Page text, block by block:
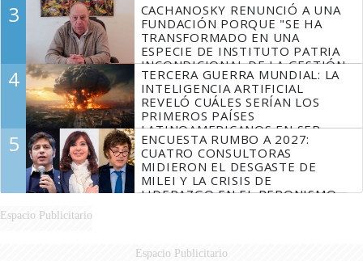
3
CACHANOSKY RENUNCIÓ A UNA
FUNDACIÓN PORQUE "SE HA
TRANSFORMADO EN UNA
ESPECIE DE INSTITUTO PATRIA
INCONDICIONAL DE LA GESTIÓN
DE MILEI"
4
TERCERA GUERRA MUNDIAL: LA
INTELIGENCIA ARTIFICIAL
REVELÓ CUÁLES SERÍAN LOS
PRIMEROS PAÍSES
LATINOAMERICANOS EN SER
DERROTADOS
5
ENCUESTA RUMBO A 2027:
CUATRO CONSULTORAS
MIDIERON EL DESGASTE DE
MILEI Y LA CRISIS DE
LIDERAZGO EN EL PERONISMO
Espacio Publicitario
Espacio Publicitario